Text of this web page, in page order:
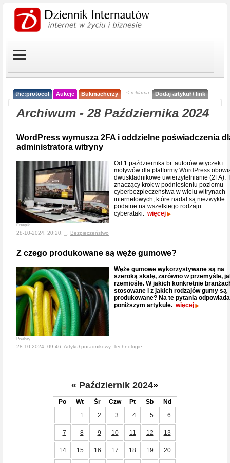
the:protocol Aukcje Bukmacherzy < reklama Dodaj artykuł / link
Archiwum - 28 Października 2024
WordPress wymusza 2FA i oddzielne poświadczenia
administratora witryny
Freepik
Od 1 października br. autorów wtyczek i
motywów dla platformy WordPress
dwuskładnikowe uwierzytelnianie (2FA).
znaczący krok w podniesieniu poziomu
cyberbezpieczeństwa w wielu witrynach
internetowych, które nadal są niezwykle
podatne na wszelkiego rodzaju
cyberataki. więcej
28-10-2024, 20:20, _, Bezpieczeństwo
Z czego produkowane są węże gumowe?
Pixabay
Węże gumowe wykorzystywane są na
szeroką skalę, zarówno w przemyśle,
rzemiośle. W jakich konkretnie
stosowane i z jakich rodzajów gumy są
produkowane? Na te pytania
poniższym artykule. więcej
28-10-2024, 09:46, Artykuł poradnikowy, Technologie
« Październik 2024»
Po Wt Śr Czw Pt Sb
Nd
1
2 3 4 5 6
7 8 9 10 11 12 13
14 15 16 17 18 19 20